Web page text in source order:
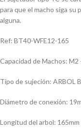
para que el macho siga su
alguna.
Ref: BT40-WFE12-165
Capacidad de Machos: M2
Tipo de sujeción: ARBOL
Diámetro de conexión:
Longitud del arbol: 165mm